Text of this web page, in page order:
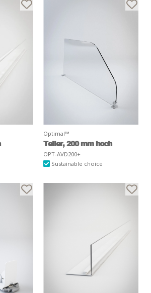
Optimal™
Teiler, 200 mm hoch
OPT-AVD200+
Sustainable choice